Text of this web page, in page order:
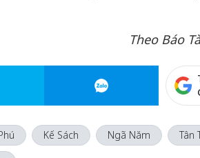
Theo Báo
Kế Sách Ngã Năm Tân